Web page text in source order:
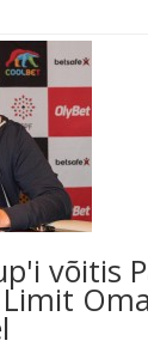
võitis